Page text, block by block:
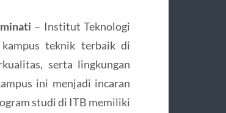
– Institut Teknologi
teknik terbaik di
serta lingkungan
ini menjadi incaran
studi di ITB memiliki